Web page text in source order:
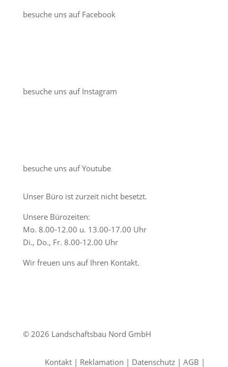
besuche uns auf Facebook
besuche uns auf Instagram
besuche uns auf Youtube
Unser Büro ist zurzeit nicht besetzt.
Unsere Bürozeiten:
Mo. 8.00-12.00 u. 13.00-17.00 Uhr
Di., Do., Fr. 8.00-12.00 Uhr
Wir freuen uns auf Ihren Kontakt.
© 2026 Landschaftsbau Nord GmbH
Kontakt | Reklamation | Datenschutz |AGB |